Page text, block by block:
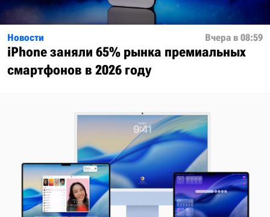
Новости Вчера в 08:59
iPhone заняли 65% рынка премиальных
смартфонов в 2026 году